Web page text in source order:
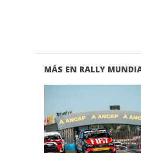
MÁS EN RALLY
VER NOTA